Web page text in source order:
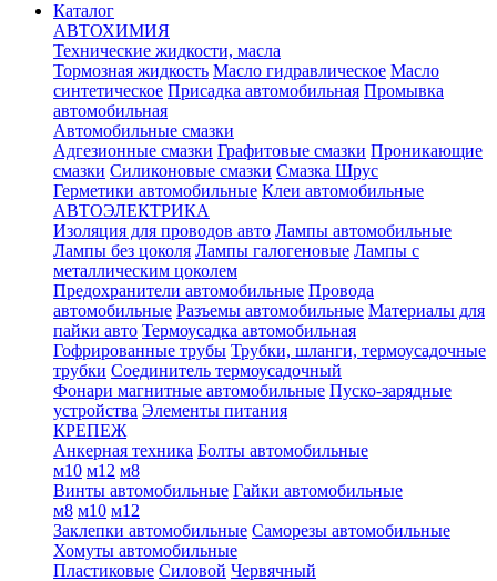
Каталог
АВТОХИМИЯ
Технические жидкости, масла
Тормозная жидкость Масло гидравлическое Масло
синтетическое Присадка автомобильная Промывка
автомобильная
Автомобильные смазки
Адгезионные смазки Графитовые смазки Проникающие
смазки Силиконовые смазки Смазка Шрус
Герметики автомобильные Клеи автомобильные
АВТОЭЛЕКТРИКА
Изоляция для проводов авто Лампы автомобильные
Лампы без цоколя Лампы галогеновые Лампы с
металлическим цоколем
Предохранители автомобильные Провода
автомобильные Разъемы автомобильные Материалы для
пайки авто Термоусадка автомобильная
Гофрированные трубы Трубки, шланги, термоусадочные
трубки Соединитель термоусадочный
Фонари магнитные автомобильные Пуско-зарядные
устройства Элементы питания
КРЕПЕЖ
Анкерная техника Болты автомобильные
м10 м12 м8
Винты автомобильные Гайки автомобильные
м8 м10 м12
Заклепки автомобильные Саморезы автомобильные
Хомуты автомобильные
Пластиковые Силовой Червячный